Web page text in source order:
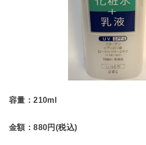
容量：210ml
金額：880円(税込)